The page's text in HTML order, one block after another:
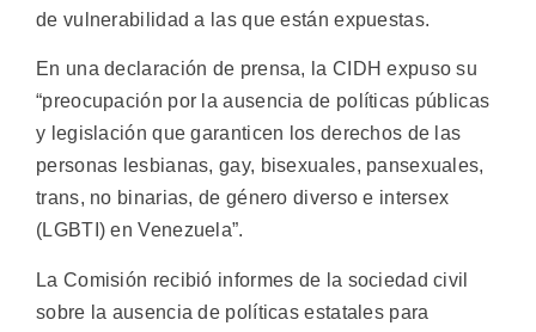
de vulnerabilidad a las que están expuestas.
En una declaración de prensa, la CIDH expuso su
“preocupación por la ausencia de políticas públicas
y legislación que garanticen los derechos de las
personas lesbianas, gay, bisexuales, pansexuales,
trans, no binarias, de género diverso e intersex
(LGBTI) en Venezuela”.
La Comisión recibió informes de la sociedad civil
sobre la ausencia de políticas estatales para